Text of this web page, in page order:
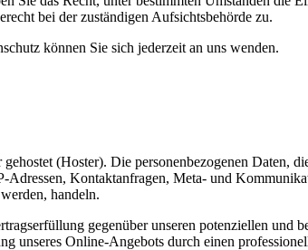
bei der zuständigen Aufsichtsbehörde zu.
können Sie sich jederzeit an uns wenden.
(Hoster). Die personenbezogenen Daten,
Adressen, Kontaktanfragen, Meta- und
handeln.
gegenüber unseren potenziellen
unseres Online-Angebots durch einen